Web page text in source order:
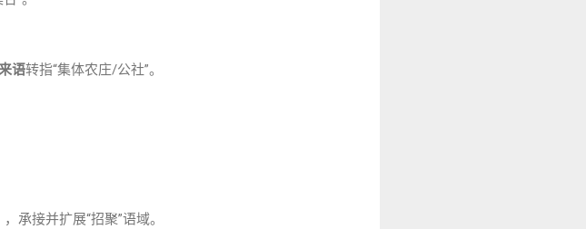
语转指“集体农庄/公社”。
承接并扩展“招聚”语域。